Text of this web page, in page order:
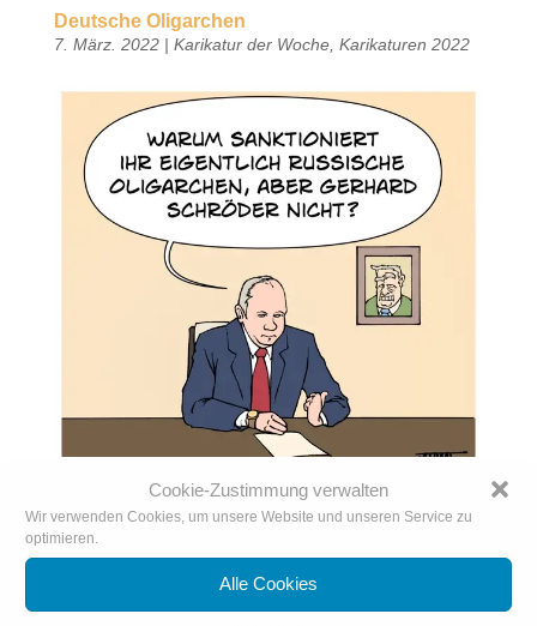
Cookie-Zustimmung verwalten
Wir verwenden Cookies, um unsere Website und unseren Service zu
optimieren.
Alle Cookies
Deutsche Oligarchen
7. März. 2022| Karikatur der Woche, Karikaturen 2022
Deutsche Oligarchen